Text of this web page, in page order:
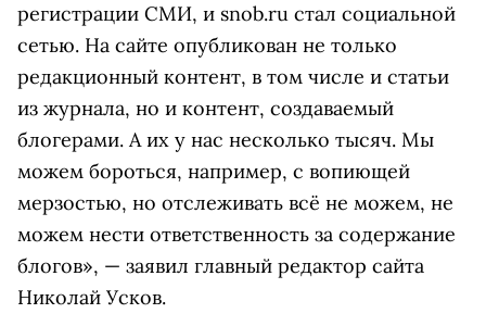
регистрации СМИ, и snob.ru стал социальной
сетью. На сайте опубликован не только
редакционный контент, в том числе и статьи
из журнала, но и контент, создаваемый
блогерами. А их у нас несколько тысяч. Мы
можем бороться, например, с вопиющей
мерзостью, но отслеживать всё не можем, не
можем нести ответственность за содержание
блогов», — заявил главный редактор сайта
Николай Усков.